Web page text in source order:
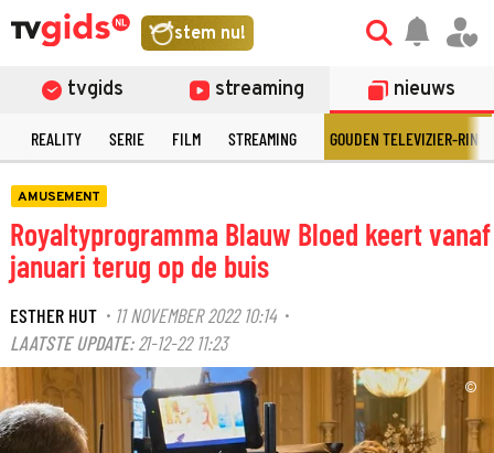
stem nu!
tvgids streaming nieuws
REALITY SERIE FILM STREAMING GOUDEN TELEVIZIER-RING
AMUSEMENT
Royaltyprogramma Blauw Bloed keert vanaf
januari terug op de buis
ESTHER HUT · 11 NOVEMBER 2022 10:14·
LAATSTE UPDATE: 21-12-22 11:23
©